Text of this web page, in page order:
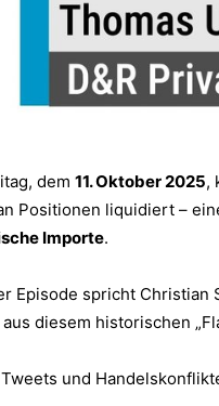
dem 11. Oktober 2025,
Positionen liquidiert –
Importe.
Episode spricht Christian
diesem historischen
und